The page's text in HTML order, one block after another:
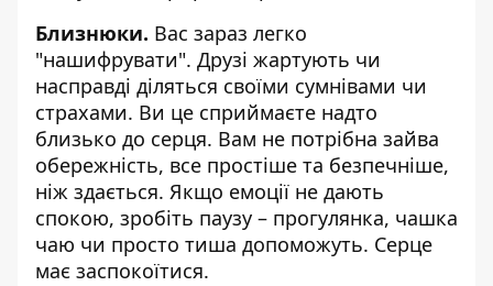
Близнюки. Вас зараз легко
"нашифрувати". Друзі жартують чи
насправді діляться своїми сумнівами чи
страхами. Ви це сприймаєте надто
близько до серця. Вам не потрібна зайва
обережність, все простіше та безпечніше,
ніж здається. Якщо емоції не дають
спокою, зробіть паузу – прогулянка, чашка
чаю чи просто тиша допоможуть. Серце
має заспокоїтися.